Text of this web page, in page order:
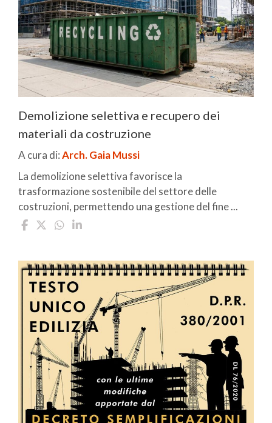
Demolizione selettiva e recupero dei
materiali da costruzione
A cura di:Arch. Gaia Mussi
La demolizione selettiva favorisce la
trasformazione sostenibile del settore delle
costruzioni, permettendo una gestione del fine ...